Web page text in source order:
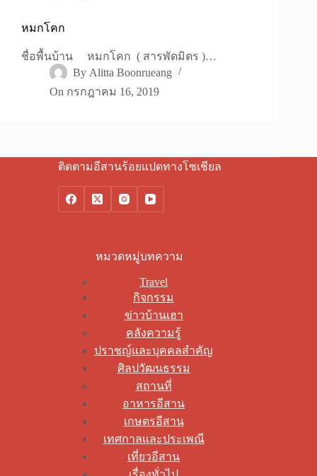
หมกโคก
ชื่อพื้นบ้าน หมกโคก ( สารพัดมิตร )…
By Alitta Boonrueang
On กรกฎาคม 16, 2019
ติดตามอีสานร้อยแปดทางโซเชียล
หมวดหมู่บทความ
Travel
กิจกรรม
ข่าวบ้านเฮา
คลังความรู้
ปราชญ์และบุคคลสำคัญ
ศิลปวัฒนธรรม
สถานที่
อาหารอีสาน
เกษตรอีสาน
เทศกาลและประเพณี
เที่ยวอีสาน